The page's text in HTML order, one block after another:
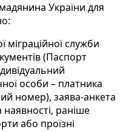
України для
міграційної служби
(Паспорт
особи – платника
номер), заява-анкета
наявності, раніше
або проїзні